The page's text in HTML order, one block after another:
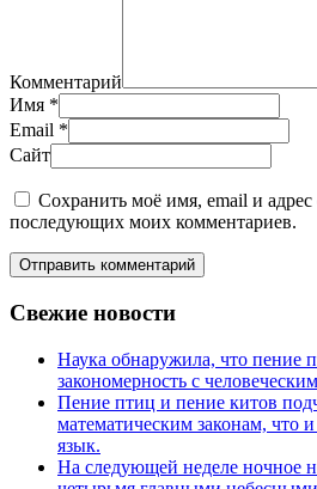
Комментарий
Имя *
Email *
Сайт
Сохранить моё имя, email и адрес
последующих моих комментариев.
Отправить комментарий
Свежие новости
Наука обнаружила, что пение
закономерность с
Пение птиц и пение китов
математическим законам, что
язык.
На следующей неделе ночное